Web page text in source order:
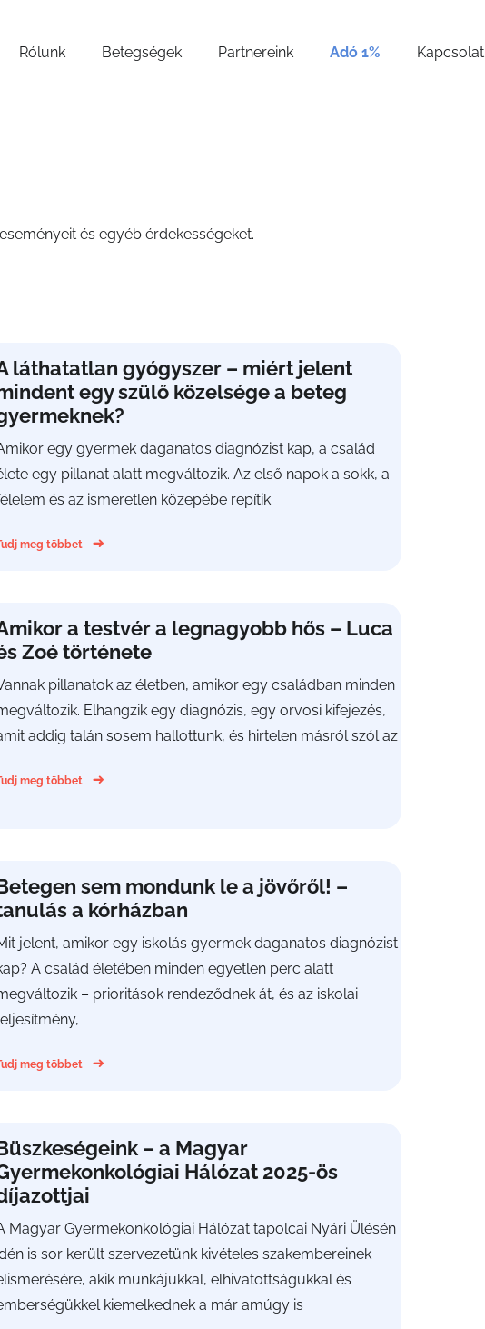
Rólunk Betegségek Partnereink Adó 1% Kapcsolat
és egyéb érdekességeket.
láthatatlan gyógyszer – miért jelent
egy szülő közelsége a beteg
egy gyermek daganatos diagnózist kap, a család
egy pillanat alatt megváltozik. Az első napok a sokk, a
és az ismeretlen közepébe repítik
meg többet
a testvér a legnagyobb hős – Luca
Zoé története
pillanatok az életben, amikor egy családban minden
Elhangzik egy diagnózis, egy orvosi kifejezés,
addig talán sosem hallottunk, és hirtelen másról szól az
meg többet
sem mondunk le a jövőről! –
a kórházban
jelent, amikor egy iskolás gyermek daganatos diagnózist
A család életében minden egyetlen perc alatt
– prioritások rendeződnek át, és az iskolai
meg többet
– a Magyar
Hálózat 2025-ös
Magyar Gyermekonkológiai Hálózat tapolcai Nyári Ülésén
is sor került szervezetünk kivételes szakembereinek
akik munkájukkal, elhivatottságukkal és
kiemelkednek a már amúgy is